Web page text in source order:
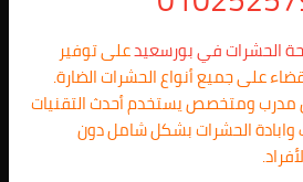
الحشرات في بورسعيدعلى توفير
على جميع أنواع الحشرات الضارة.
مدرب ومتخصص يستخدم أحدث التقنيات
وابادة الحشرات بشكل شامل دون